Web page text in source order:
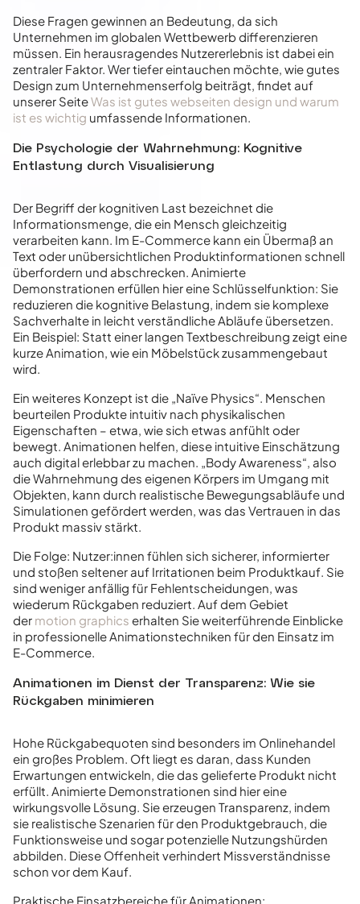
Diese Fragen gewinnen an Bedeutung, da sich
Unternehmen im globalen Wettbewerb differenzieren
müssen. Ein herausragendes Nutzererlebnis ist dabei ein
zentraler Faktor. Wer tiefer eintauchen möchte, wie gutes
Design zum Unternehmenserfolg beiträgt, findet auf
unserer SeiteWas ist gutes webseiten design und warum
ist es wichtig umfassende Informationen.
Die Psychologie der Wahrnehmung: Kognitive
Entlastung durch Visualisierung
Der Begriff der kognitiven Last bezeichnet die
Informationsmenge, die ein Mensch gleichzeitig
verarbeiten kann. Im E-Commerce kann ein Übermaß an
Text oder unübersichtlichen Produktinformationen schnell
überfordern und abschrecken. Animierte
Demonstrationen erfüllen hier eine Schlüsselfunktion: Sie
reduzieren die kognitive Belastung, indem sie komplexe
Sachverhalte in leicht verständliche Abläufe übersetzen.
Ein Beispiel: Statt einer langen Textbeschreibung zeigt eine
kurze Animation, wie ein Möbelstück zusammengebaut
wird.
Ein weiteres Konzept ist die „Naïve Physics“. Menschen
beurteilen Produkte intuitiv nach physikalischen
Eigenschaften – etwa, wie sich etwas anfühlt oder
bewegt. Animationen helfen, diese intuitive Einschätzung
auch digital erlebbar zu machen. „Body Awareness“, also
die Wahrnehmung des eigenen Körpers im Umgang mit
Objekten, kann durch realistische Bewegungsabläufe und
Simulationen gefördert werden, was das Vertrauen in das
Produkt massiv stärkt.
Die Folge: Nutzer:innen fühlen sich sicherer, informierter
und stoßen seltener auf Irritationen beim Produktkauf. Sie
sind weniger anfällig für Fehlentscheidungen, was
wiederum Rückgaben reduziert. Auf dem Gebiet
der motion graphics erhalten Sie weiterführende Einblicke
in professionelle Animationstechniken für den Einsatz im
E-Commerce.
Animationen im Dienst der Transparenz: Wie sie
Rückgaben minimieren
Hohe Rückgabequoten sind besonders im Onlinehandel
ein großes Problem. Oft liegt es daran, dass Kunden
Erwartungen entwickeln, die das gelieferte Produkt nicht
erfüllt. Animierte Demonstrationen sind hier eine
wirkungsvolle Lösung. Sie erzeugen Transparenz, indem
sie realistische Szenarien für den Produktgebrauch, die
Funktionsweise und sogar potenzielle Nutzungshürden
abbilden. Diese Offenheit verhindert Missverständnisse
schon vor dem Kauf.
Praktische Einsatzbereiche für Animationen: